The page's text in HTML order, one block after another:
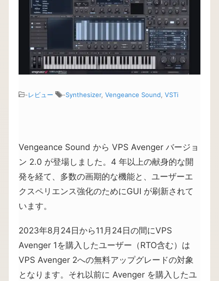
-レビュー -Synthesizer, Vengeance Sound VSTi
Vengeance Sound から VPS Avenger バージョ
ン 2.0 が登場しました。4 年以上の献身的な開
発を経て、多数の画期的な機能と、ユーザーエ
クスペリエンス強化のためにGUI が刷新されて
います。
2023年8月24日から11月24日の間にVPS
Avenger 1を購入したユーザー（RTO含む）は
VPS Avenger 2への無料アップグレードの対象
となります。それ以前に Avenger を購入したユ